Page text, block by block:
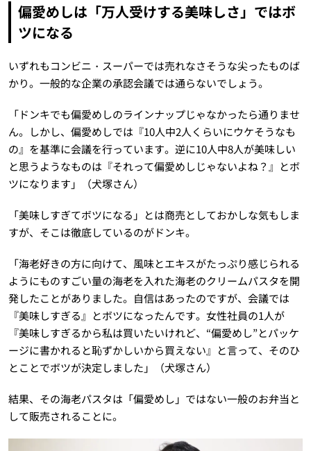
偏愛めしは「万人受けする美味しさ」ではボ
ツになる
いずれもコンビニ・スーパーでは売れなさそうな尖ったものば
かり。一般的な企業の承認会議では通らないでしょう。
「ドンキでも偏愛めしのラインナップじゃなかったら通りませ
ん。しかし、偏愛めしでは『10人中2人くらいにウケそうなも
の』を基準に会議を行っています。逆に10人中8人が美味しい
と思うようなものは『それって偏愛めしじゃないよね？』とボ
ツになります」（犬塚さん）
「美味しすぎてボツになる」とは商売としておかしな気もしま
すが、そこは徹底しているのがドンキ。
「海老好きの方に向けて、風味とエキスがたっぷり感じられる
ようにものすごい量の海老を入れた海老のクリームパスタを開
発したことがありました。自信はあったのですが、会議では
『美味しすぎる』とボツになったんです。女性社員の1人が
『美味しすぎるから私は買いたいけれど、“偏愛めし”とパッケ
ージに書かれると恥ずかしいから買えない』と言って、そのひ
とことでボツが決定しました」（犬塚さん）
結果、その海老パスタは「偏愛めし」ではない一般のお弁当と
して販売されることに。